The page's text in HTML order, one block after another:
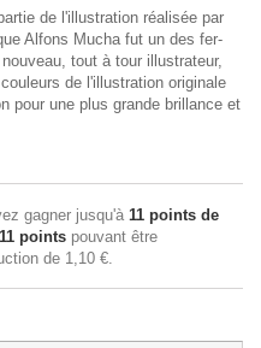
de l'illustration réalisée par
Alfons Mucha fut un des fer-
tout à tour illustrateur,
de l'illustration originale
pour une plus grande brillance et
gagner jusqu'à 11 points de
11 points pouvant être
de 1,10 €.